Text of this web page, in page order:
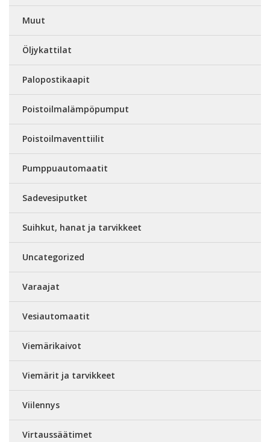
Muut
Öljykattilat
Palopostikaapit
Poistoilmalämpöpumput
Poistoilmaventtiilit
Pumppuautomaatit
Sadevesiputket
Suihkut, hanat ja tarvikkeet
Uncategorized
Varaajat
Vesiautomaatit
Viemärikaivot
Viemärit ja tarvikkeet
Viilennys
Virtaussäätimet